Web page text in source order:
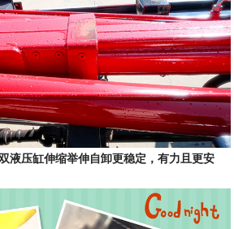
液压缸伸缩举伸自卸更稳定，有力且更安